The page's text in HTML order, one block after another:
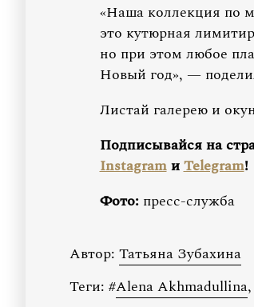
«Наша коллекция по
это кутюрная
но при этом любое
Новый год», —
Листай галерею и
Подписывайся на
InstagramиTelegram!
Фото:пресс-служба
Автор: Татьяна Зубахина
Теги: #Alena Akhmadullina,